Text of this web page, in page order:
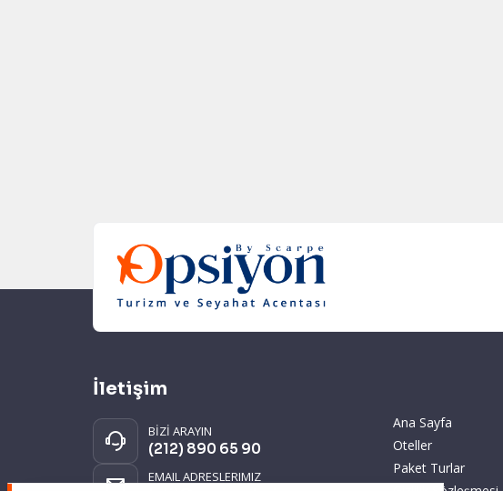
İletişim
BİZİ ARAYIN
(212) 890 65 90
EMAIL ADRESLERIMIZ
Ana Sayfa
Oteller
Paket Turlar